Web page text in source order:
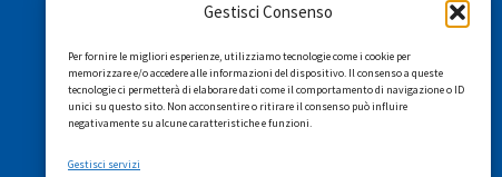
Gestisci Consenso
Per fornire le migliori esperienze, utilizziamo tecnologie come i cookie per
memorizzare e/o accedere alle informazioni del dispositivo. Il consenso a queste
tecnologie ci permetterà di elaborare dati come il comportamento di navigazione o ID
unici su questo sito. Non acconsentire o ritirare il consenso può influire
negativamente su alcune caratteristiche e funzioni.
Gestisci servizi